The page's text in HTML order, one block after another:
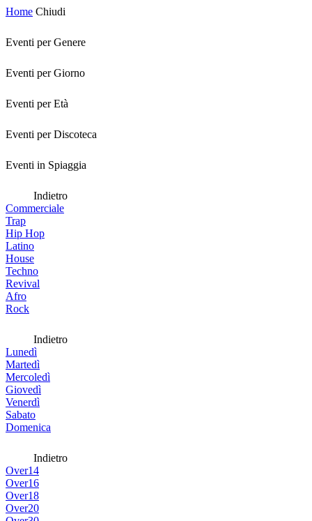
Home Chiudi
Eventi per Genere
Eventi per Giorno
Eventi per Età
Eventi per Discoteca
Eventi in Spiaggia
Indietro
Commerciale
Trap
Hip Hop
Latino
House
Techno
Revival
Afro
Rock
Indietro
Lunedì
Martedì
Mercoledì
Giovedì
Venerdì
Sabato
Domenica
Indietro
Over14
Over16
Over18
Over20